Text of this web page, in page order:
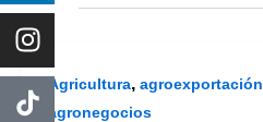
Agricultura, agroexportación
agronegocios